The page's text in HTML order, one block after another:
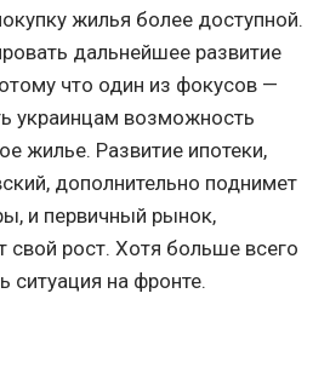
жилья более доступной.
дальнейшее развитие
что один из фокусов —
украинцам возможность
жилье. Развитие ипотеки,
дополнительно поднимет
и первичный рынок,
свой рост. Хотя больше всего
ситуация на фронте.